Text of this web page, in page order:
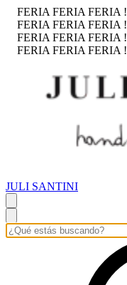
FERIA FERIA FERIA !
FERIA FERIA FERIA !
FERIA FERIA FERIA !
FERIA FERIA FERIA !
JULI SANTINI